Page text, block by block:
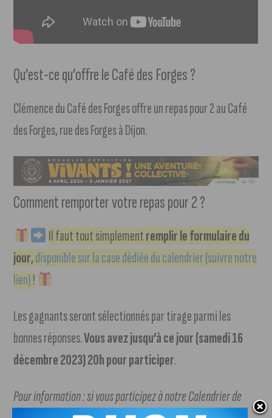
Qu’est-ce qu’offre le Café des Forges ?
Clémence du Café des Forges offre un repas pour 2 au Café
des Forges, rue des Forges à Dijon.
Comment remporter votre repas pour 2 ?
Il faut tout simplementremplir le formulaire du
jour,disponible sur la case dédiée du calendrier (suivre notre
lien)!
Les gagnants seront sélectionnés par tirage parmi les
bonnes réponses.Vous avez jusqu’à ce jour (samedi 16
décembre 2023) 20h pour participer.
Pour information : si vous participez à notre Calendrier de